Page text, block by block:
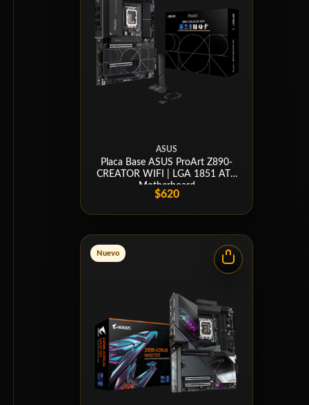
ASUS
Placa Base ASUS ProArt Z890-
CREATOR WIFI | LGA 1851 ATX
Motherboard
$620
Nuevo